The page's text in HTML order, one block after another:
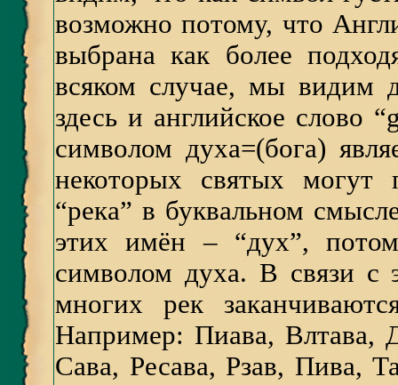
возможно потому, что
выбрана как более
всяком случае, мы видим
здесь и английское слово
символом духа=(бога)
некоторых святых могут
“река” в буквальном
этих имён – “дух”,
символом духа. В связи с
многих рек
Например: Пиава, Влтава,
Сава, Ресава, Рзав, Пива,